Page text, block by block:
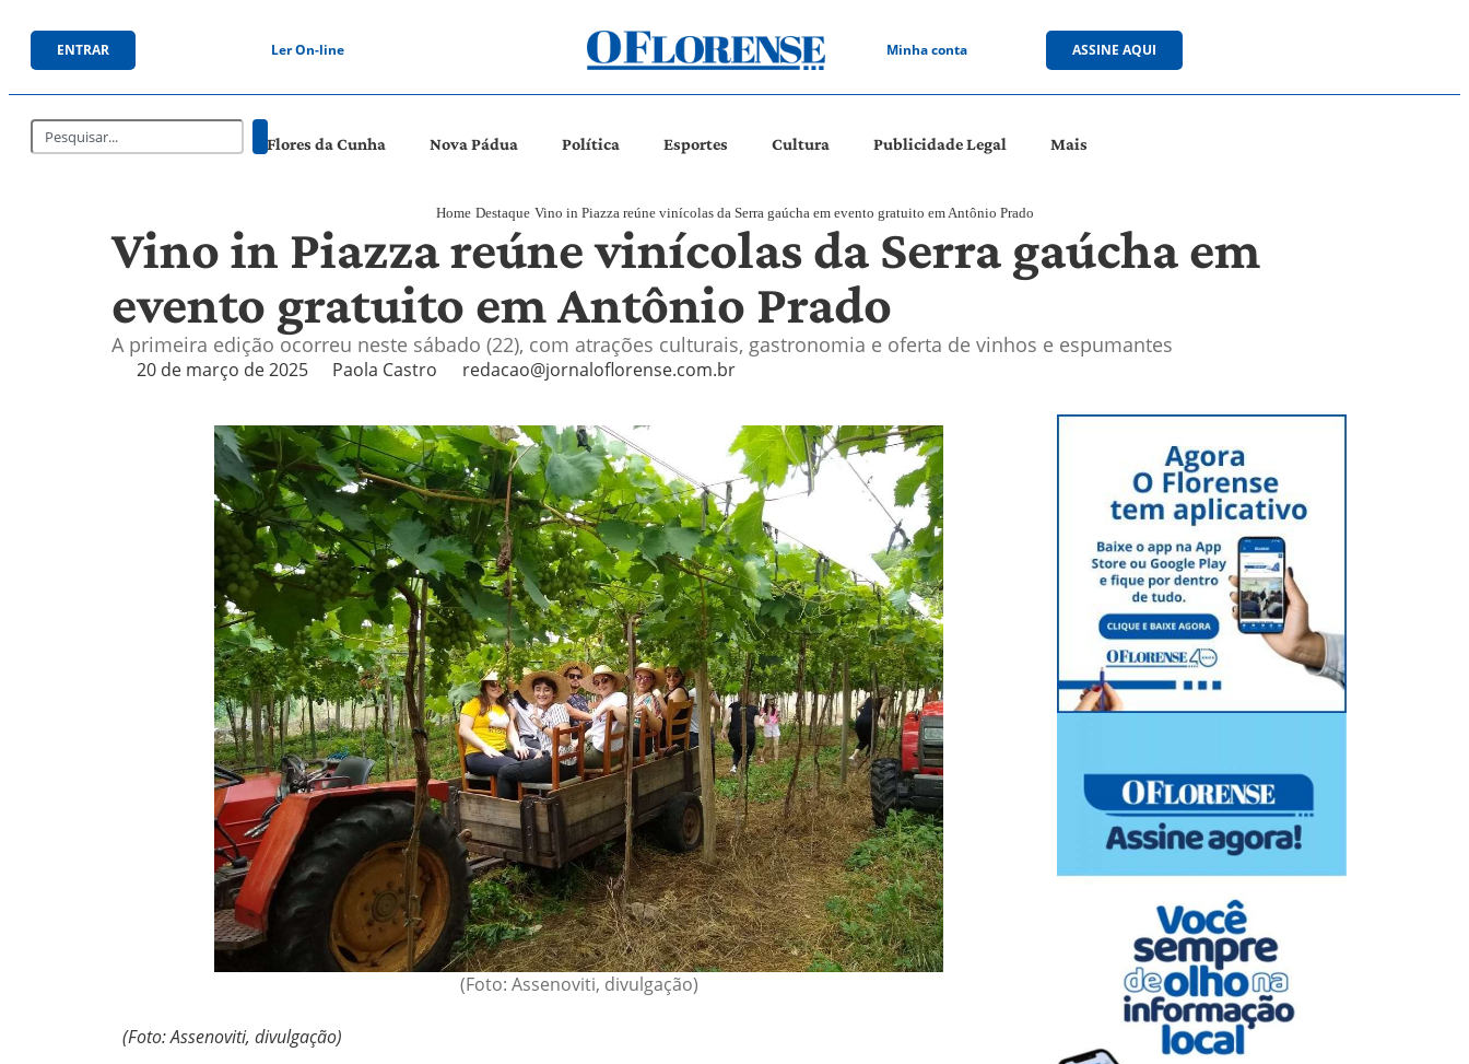
ENTRAR Ler On-line Minha conta ASSINE AQUI
Flores da Cunha Nova Pádua Política Esportes Cultura Publicidade Legal Mais
Home Destaque Vino in Piazza reúne vinícolas da Serra gaúcha em evento gratuito em Antônio Prado
Vino in Piazza reúne vinícolas da Serra gaúcha em
evento gratuito em Antônio Prado
A primeira edição ocorreu neste sábado (22), com atrações culturais, gastronomia e oferta de vinhos e espumantes
20 de março de 2025 Paola Castro redacao@jornaloflorense.com.br
(Foto: Assenoviti, divulgação)
(Foto: Assenoviti, divulgação)